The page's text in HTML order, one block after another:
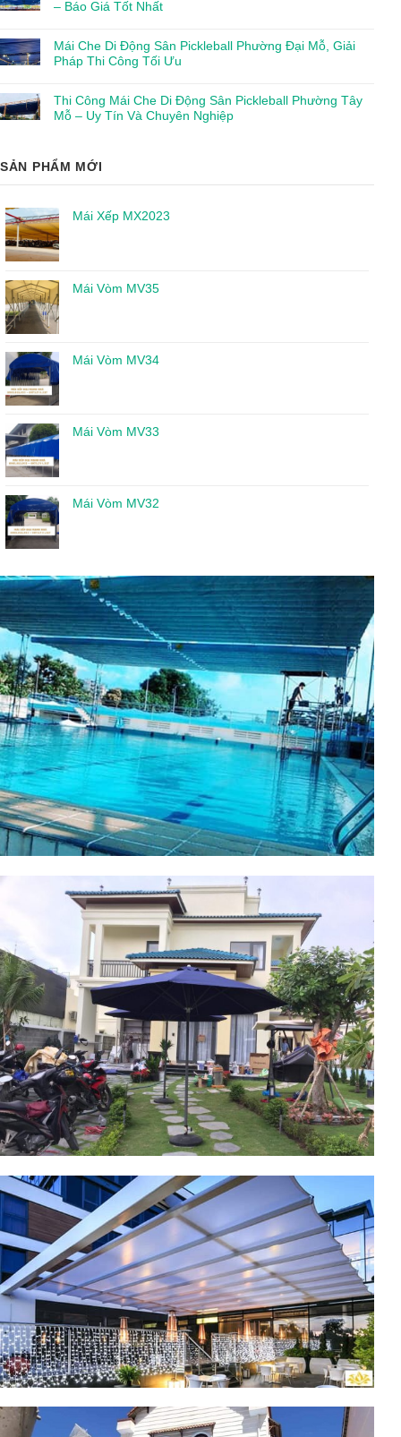
– Báo Giá Tốt Nhất
Mái Che Di Động Sân Pickleball Phường Đại Mỗ, Giải
Pháp Thi Công Tối Ưu
Thi Công Mái Che Di Động Sân Pickleball Phường Tây
Mỗ – Uy Tín Và Chuyên Nghiệp
SẢN PHẨM MỚI
Mái Xếp MX2023
Mái Vòm MV35
Mái Vòm MV34
Mái Vòm MV33
Mái Vòm MV32